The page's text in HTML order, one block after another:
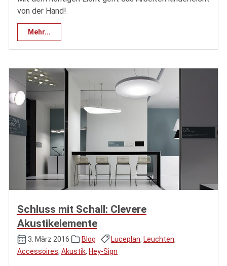
von der Hand!
Mehr...
Schluss mit Schall: Clevere
Akustikelemente
3. März 2016 Blog Luceplan, Leuchten,
Accessoires, Akustik, Hey-Sign